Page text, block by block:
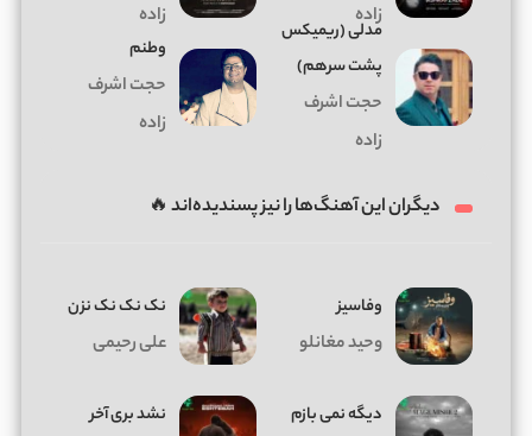
زاده
زاده
مدلی (ریمیکس
پشت سرهم)
حجت اشرف
زاده
وطنم
حجت اشرف
زاده
دیگران این آهنگ‌ها را نیز پسندیده‌اند 🔥
وفاسیز
وحید مغانلو
نک نک نک نزن
علی رحیمی
دیگه نمی بازم نشد بری آخر